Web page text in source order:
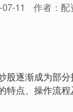
11 作者：配
股逐渐成为部
特点、操作流